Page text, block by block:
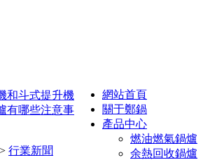
網站首頁
關于鄭鍋
產品中心
燃油燃氣鍋爐
余熱回收鍋爐
和斗式提升機
有哪些注意事
> 行業新聞